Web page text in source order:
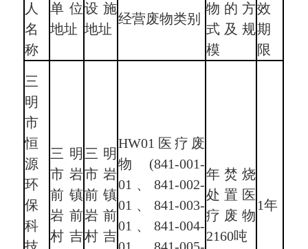
人
名
称
单位
地址
设施
地址
经营废物类别
物的方
式及规
模
效
期
限
三
明
市
恒
源
环
保
科
三明
市岩
前镇
岩前
村吉
三明
市岩
前镇
岩前
村吉
HW01医疗废
物(841-001-
01、841-002-
01、841-003-
01、841-004-
年焚烧
处置医
疗废物
2160吨
1年